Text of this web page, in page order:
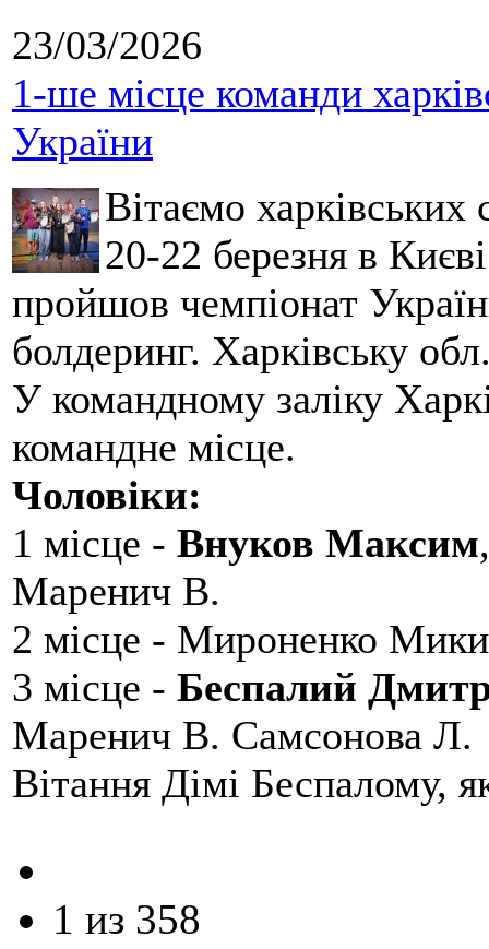
23/03/2026
1-ше місце команди
України
Вітаємо
20-22 березня в
пройшов чемпіонат
болдеринг. Харківську
У командному заліку
командне місце.
Чоловіки:
1 місце - Внуков Максим
Маренич В.
2 місце - Мироненко
3 місце - Беспалий
Маренич В. Самсонова Л.
Вітання Дімі Беспалому,
1 из 358